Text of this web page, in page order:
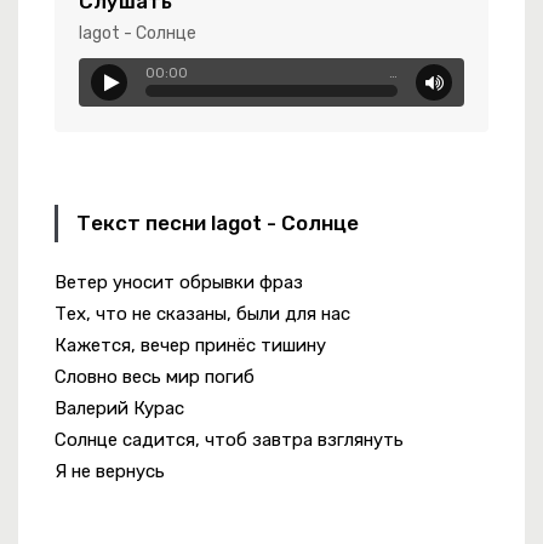
lagot - Солнце
00:00 …
Текст песни lagot - Солнце
Ветер уносит обрывки фраз
Тех, что не сказаны, были для нас
Кажется, вечер принёс тишину
Словно весь мир погиб
Валерий Курас
Солнце садится, чтоб завтра взглянуть
Я не вернусь
Свет